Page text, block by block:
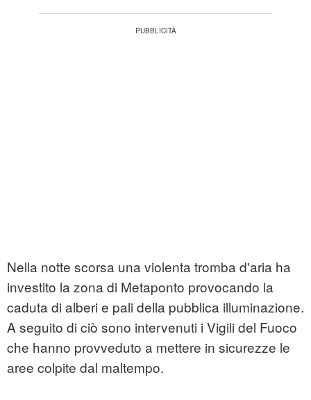
Nella notte scorsa una violenta tromba d'aria ha
investito la zona di Metaponto provocando la
caduta di alberi e pali della pubblica illuminazione.
A seguito di ciò sono intervenuti i Vigili del Fuoco
che hanno provveduto a mettere in sicurezze le
aree colpite dal maltempo.